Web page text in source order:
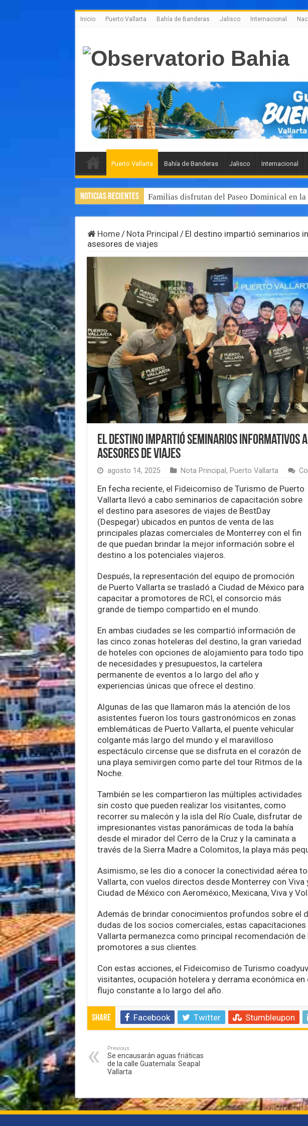
Inicio Puerto Vallarta Bahía de Banderas Jalisco Internacional
Puerto Vallarta Bahía de Banderas Jalisco Internacional
Noticias Recientes Familias disfrutan del Paseo Dominical en
Home / Nota Principal / El destino impartió seminarios
asesores de viajes
El destino impartió seminarios informativos
asesores de viajes
agosto 14, 2025 Nota Principal , Puerto Vallarta
En fecha reciente, el Fideicomiso de Turismo de Puerto
Vallarta llevó a cabo seminarios de capacitación sobre
el destino para asesores de viajes de BestDay
(Despegar) ubicados en puntos de venta de las
principales plazas comerciales de Monterrey con el fin
de que puedan brindar la mejor información sobre el
destino a los potenciales viajeros.
Después, la representación del equipo de promoción
de Puerto Vallarta se trasladó a Ciudad de México para
capacitar a promotores de RCI, el consorcio más
grande de tiempo compartido en el mundo.
En ambas ciudades se les compartió información de
las cinco zonas hoteleras del destino, la gran variedad
de hoteles con opciones de alojamiento para todo tipo
de necesidades y presupuestos, la cartelera
permanente de eventos a lo largo del año y
experiencias únicas que ofrece el destino.
Algunas de las que llamaron más la atención de los
asistentes fueron los tours gastronómicos en zonas
emblemáticas de Puerto Vallarta, el puente vehicular
colgante más largo del mundo y el maravilloso
espectáculo circense que se disfruta en el corazón de
una playa semivirgen como parte del tour Ritmos de la
Noche.
También se les compartieron las múltiples actividades
sin costo que pueden realizar los visitantes, como
recorrer su malecón y la isla del Río Cuale, disfrutar de
impresionantes vistas panorámicas de toda la bahía
desde el mirador del Cerro de la Cruz y la caminata a
través de la Sierra Madre a Colomitos, la playa más
Asimismo, se les dio a conocer la conectividad aérea
Vallarta, con vuelos directos desde Monterrey con
Ciudad de México con Aeroméxico, Mexicana, Viva y
Además de brindar conocimientos profundos sobre el
dudas de los socios comerciales, estas capacitaciones
Vallarta permanezca como principal recomendación
promotores a sus clientes.
Con estas acciones, el Fideicomiso de Turismo
visitantes, ocupación hotelera y derrama económica
flujo constante a lo largo del año.
Share Facebook Twitter Stumbleupon
Previous
Se encausarán aguas friáticas
de la calle Guatemala: Seapal
Vallarta